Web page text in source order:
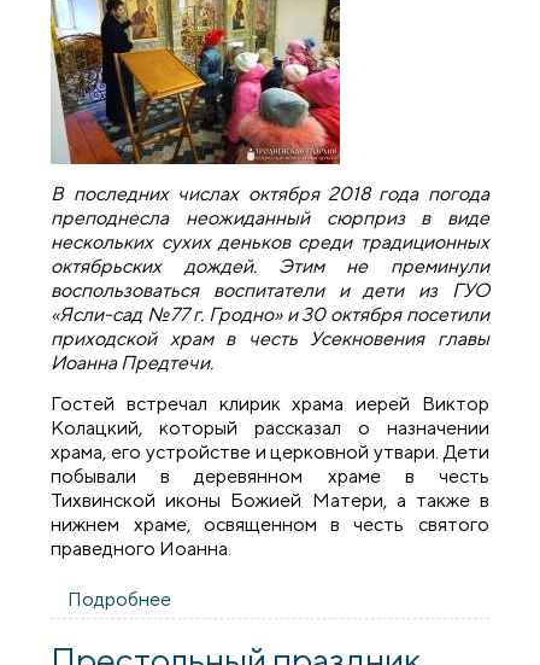
В последних числах октября 2018 года погода
преподнесла неожиданный сюрприз в виде
нескольких сухих деньков среди традиционных
октябрьских дождей. Этим не преминули
воспользоваться воспитатели и дети из ГУО
«Ясли-сад №77 г. Гродно» и 30 октября посетили
приходской храм в честь Усекновения главы
Иоанна Предтечи.
Гостей встречал клирик храма иерей Виктор
Колацкий, который рассказал о назначении
храма, его устройстве и церковной утвари. Дети
побывали в деревянном храме в честь
Тихвинской иконы Божией Матери, а также в
нижнем храме, освященном в честь святого
праведного Иоанна.
Подробнее
посетили Предтеченский храм города